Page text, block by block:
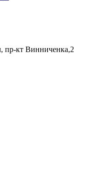
пр-кт Винниченка,2